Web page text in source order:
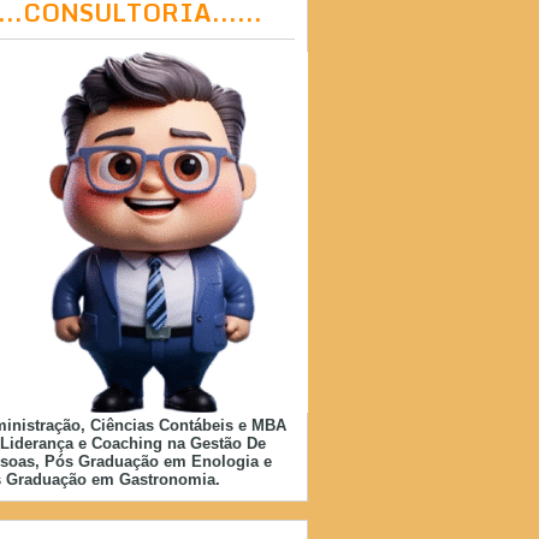
Ciências Contábeis e MBA
e Coaching na Gestão De
Pós Graduação em Enologia e
Graduação em Gastronomia.